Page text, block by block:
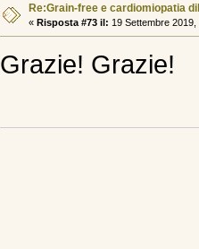
Re:Grain-free e cardiomiopatia
« Risposta #73 il: 19 Settembre 2019,
Grazie! Grazie!